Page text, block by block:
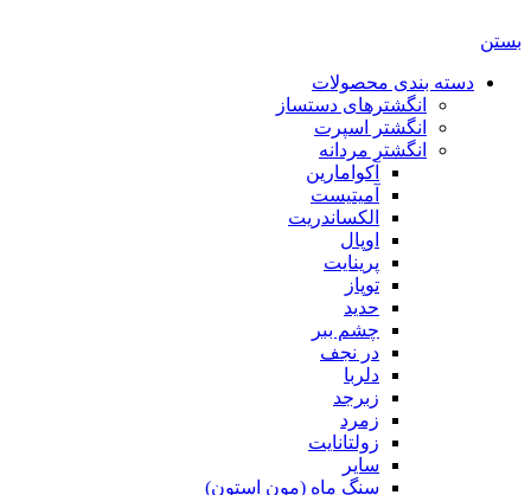
بستن
دسته بندی محصولات
انگشترهای دستساز
انگشتر اسپرت
انگشتر مردانه
آکوامارین
آمیتیست
الکساندریت
اوپال
پرینایت
توپاز
حدید
چشم ببر
در نجف
دلربا
زبرجد
زمرد
زولتانایت
سایر
سنگ ماه (مون استون)